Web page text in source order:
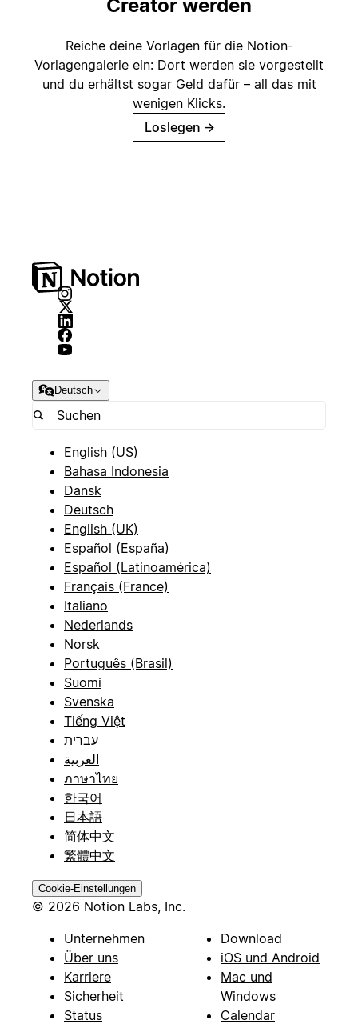
Creator werden
Reiche deine Vorlagen für die Notion-
Vorlagengalerie ein: Dort werden sie vorgestellt
und du erhältst sogar Geld dafür – all das mit
wenigen Klicks.
Loslegen →
Deutsch
English (US)
Bahasa Indonesia
Dansk
Deutsch
English (UK)
Español (España)
Español (Latinoamérica)
Français (France)
Italiano
Nederlands
Norsk
Português (Brasil)
Suomi
Svenska
Tiếng Việt
עברית
العربية
ภาษาไทย
한국어
日本語
简体中文
繁體中文
Cookie-Einstellungen
© 2026 Notion Labs, Inc.
Unternehmen
Über uns
Karriere
Sicherheit
Status
Download
iOS und Android
Mac und
Windows
Calendar